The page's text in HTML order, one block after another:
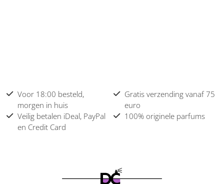
Voor 18:00 besteld,
morgen in huis
Gratis verzending vanaf 75
euro
Veilig betalen iDeal, PayPal
en Credit Card
100% originele parfums